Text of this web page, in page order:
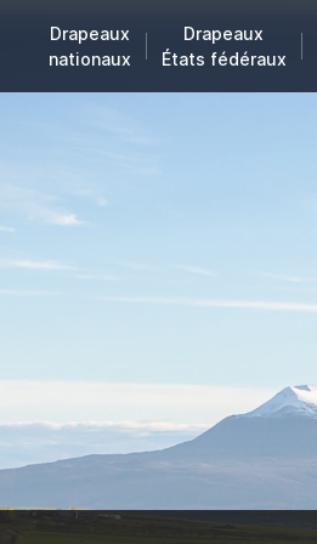
Drapeaux
nationaux
Drapeaux
États fédéraux